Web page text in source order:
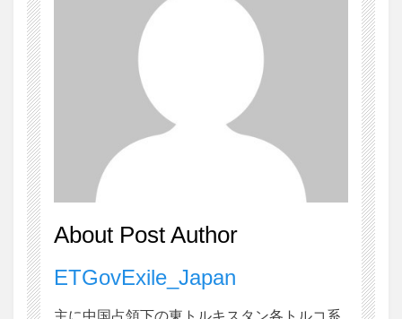
About Post Author
ETGovExile_Japan
主に中国占領下の東トルキスタン各トルコ系